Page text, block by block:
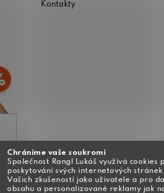
Chráníme vaše soukromí
Společnost Rangl Lukáš využívá
poskytování svých internetových
Vašich zkušeností jako uživatele a pro
obsahu a personalizované reklamy jak
Kontakty